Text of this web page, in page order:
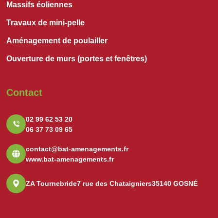
Massifs éoliennes
Travaux de mini-pelle
Aménagement de poulailler
Ouverture de murs (portes et fenêtres)
Contact
02 99 62 53 20
06 37 73 09 65
contact@bat-amenagements.fr
www.bat-amenagements.fr
ZA Tournebride7 rue des Chataigniers35140 GOSNÉ